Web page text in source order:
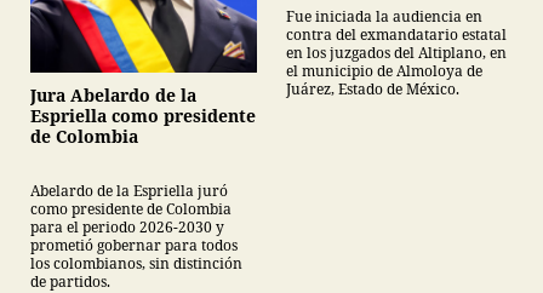
Jura Abelardo de la
Espriella como presidente
de Colombia
Abelardo de la Espriella juró
como presidente de Colombia
para el periodo 2026-2030 y
prometió gobernar para todos
los colombianos, sin distinción
de partidos.
Fue iniciada la audiencia en
contra del exmandatario estatal
en los juzgados del Altiplano, en
el municipio de Almoloya de
Juárez, Estado de México.